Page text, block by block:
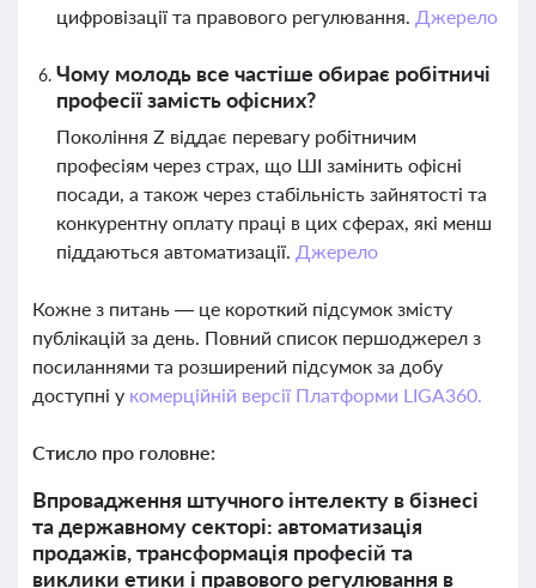
цифровізації та правового регулювання. Джерело
Чому молодь все частіше обирає робітничі
професії замість офісних?
Покоління Z віддає перевагу робітничим
професіям через страх, що ШІ замінить офісні
посади, а також через стабільність зайнятості та
конкурентну оплату праці в цих сферах, які менш
піддаються автоматизації. Джерело
Кожне з питань — це короткий підсумок змісту
публікацій за день. Повний список першоджерел з
посиланнями та розширений підсумок за добу
доступні у комерційній версії Платформи LIGA360.
Стисло про головне:
Впровадження штучного інтелекту в бізнесі
та державному секторі: автоматизація
продажів, трансформація професій та
виклики етики і правового регулювання в